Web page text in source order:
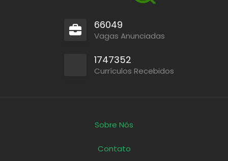
66049
Vagas Anunciadas
1747352
Currículos Recebidos
Sobre Nós
Contato